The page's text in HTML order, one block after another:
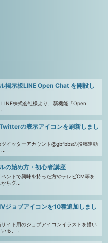
掲示板LINE Open Chat を開設し
LINE株式会社様より、新機能「Open
の表示アイコンを刷新しまし
イッターアカウント@gbfbbsの投稿連動
の始め方・初心者講座
ベントで興味を持った方やテレビCM等を
らグ...
ジョブアイコンを10種追加しまし
イト用のジョブアイコンイラストを描い
る、...